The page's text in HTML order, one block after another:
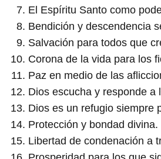
El Espíritu Santo como
Bendición y descendencia
Salvación para todos que
Corona de la vida para los
Paz en medio de las
Dios escucha y responde a
Dios es un refugio siempre
Protección y bondad divina.
Libertad de condenación a